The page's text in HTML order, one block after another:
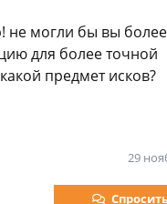
не могли бы вы
для более точной
предмет исков?
29